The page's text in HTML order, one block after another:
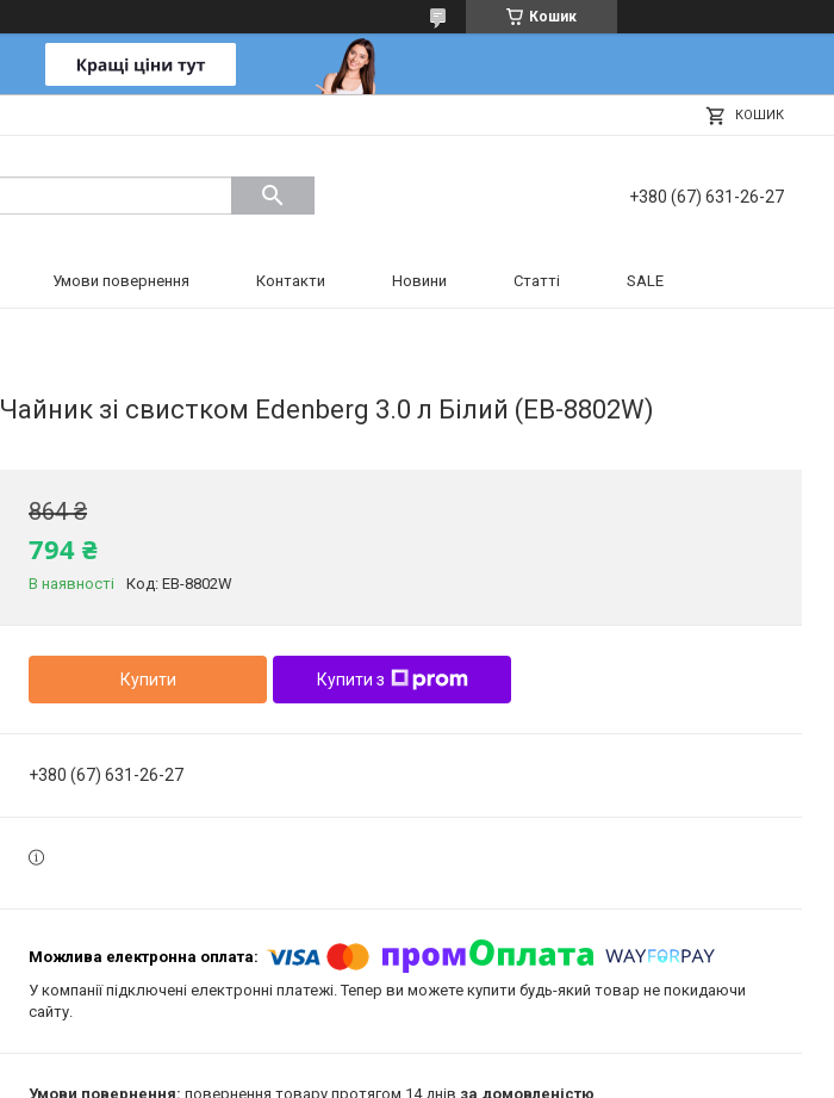
Кошик
КОШИК
+380 (67) 631-26-27
Умови повернення Контакти Новини Статті SALE
Чайник зі свистком Edenberg 3.0 л Білий (EB-8802W)
864 ₴
794 ₴
В наявності Код: EB-8802W
Купити Купити з
+380 (67) 631-26-27
У компанії підключені електронні платежі. Тепер ви можете купити будь-який товар не покидаючи
сайту.
повернення товару протягом 14 днів за домовленістю